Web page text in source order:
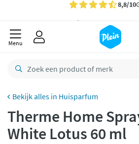
Gratisbezorging
besteld,
Gratisretourneren
Menu
Huisparfum
Therme Home
White Lotus 60 ml